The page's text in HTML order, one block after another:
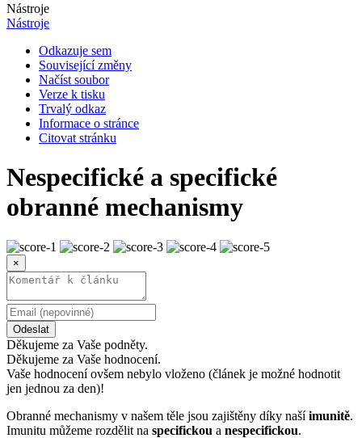
Nástroje
Nástroje
Odkazuje sem
Související změny
Načíst soubor
Verze k tisku
Trvalý odkaz
Informace o stránce
Citovat stránku
Nespecifické a specifické
obranné mechanismy
×
Odeslat
Děkujeme za Vaše podněty.
Děkujeme za Vaše hodnocení.
Vaše hodnocení ovšem nebylo vloženo (článek je možné hodnotit
jen jednou za den)!
Obranné mechanismy v našem těle jsou zajištěny díky našíimunitě.
Imunitu můžeme rozdělit na specifickou a nespecifickou.